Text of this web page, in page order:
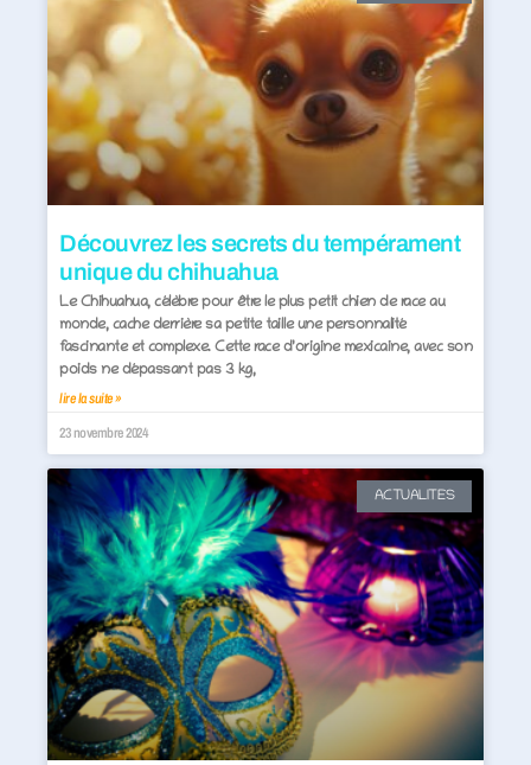
Découvrez les secrets du tempérament
unique du chihuahua
Le Chihuahua, célèbre pour être le plus petit chien de race au
monde, cache derrière sa petite taille une personnalité
fascinante et complexe. Cette race d’origine mexicaine, avec son
poids ne dépassant pas 3 kg,
lire la suite »
23 novembre 2024
ACTUALITES